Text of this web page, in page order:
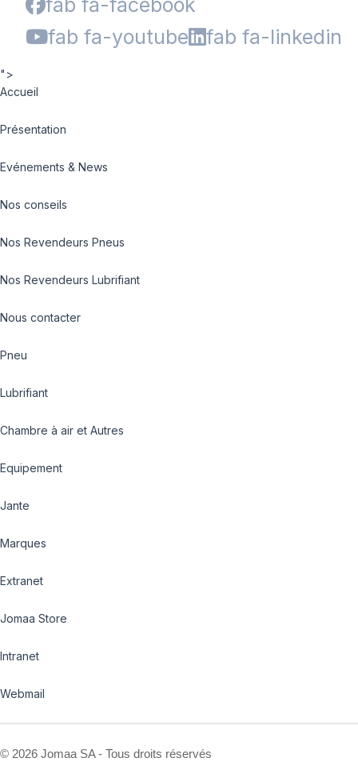
fab fa-facebook
fab fa-youtube
fab fa-linkedin
">
Accueil
Présentation
Evénements & News
Nos conseils
Nos Revendeurs Pneus
Nos Revendeurs Lubrifiant
Nous contacter
Pneu
Lubrifiant
Chambre à air et Autres
Equipement
Jante
Marques
Extranet
Jomaa Store
Intranet
Webmail
© 2026 Jomaa SA - Tous droits réservés